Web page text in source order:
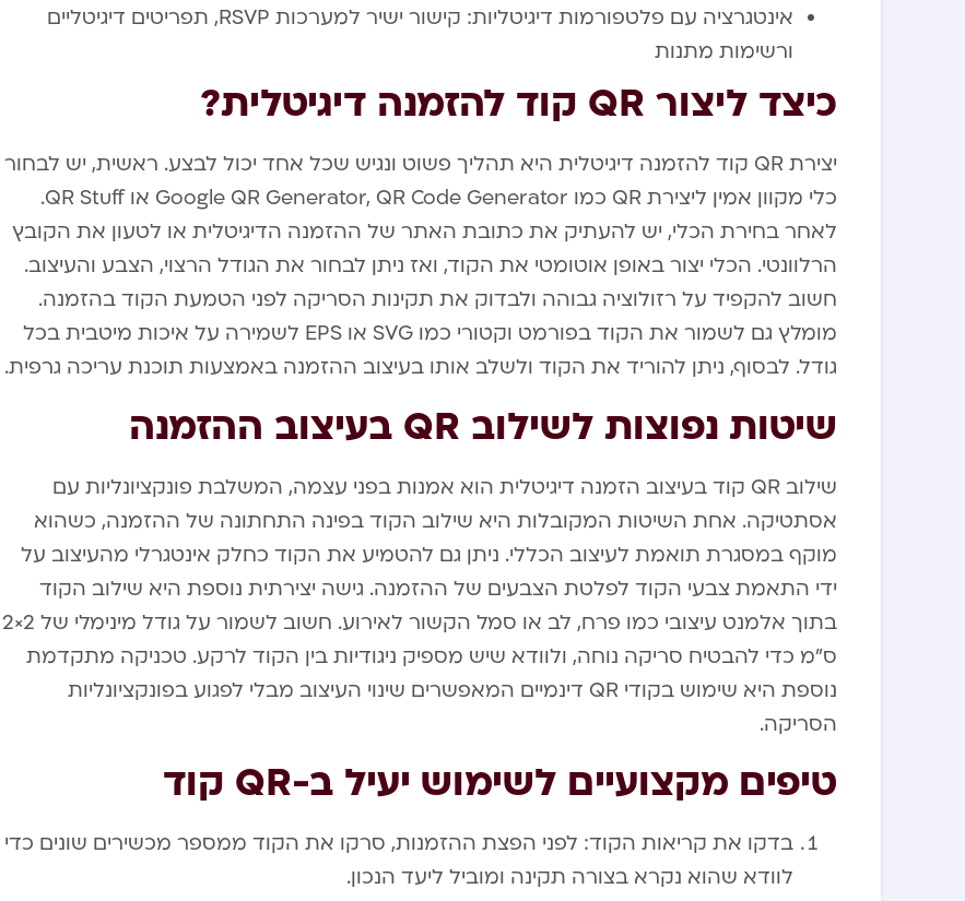
אינטגרציה עם פלטפורמות דיגיטליות: קישור ישיר למערכות RSVP, תפריטים דיגיטליים
ורשימות מתנות
כיצד ליצור QR קוד להזמנה דיגיטלית?
יצירת QR קוד להזמנה דיגיטלית היא תהליך פשוט ונגיש שכל אחד יכול לבצע. ראשית, יש לבחור
כלי מקוון אמין ליצירת QR כמו Google QR Generator, QR Code Generator או QR Stuff.
לאחר בחירת הכלי, יש להעתיק את כתובת האתר של ההזמנה הדיגיטלית או לטעון את הקובץ
הרלוונטי. הכלי יצור באופן אוטומטי את הקוד, ואז ניתן לבחור את הגודל הרצוי, הצבע והעיצוב.
חשוב להקפיד על רזולוציה גבוהה ולבדוק את תקינות הסריקה לפני הטמעת הקוד בהזמנה.
מומלץ גם לשמור את הקוד בפורמט וקטורי כמו SVG או EPS לשמירה על איכות מיטבית בכל
גודל. לבסוף, ניתן להוריד את הקוד ולשלב אותו בעיצוב ההזמנה באמצעות תוכנת עריכה גרפית.
שיטות נפוצות לשילוב QR בעיצוב ההזמנה
שילוב QR קוד בעיצוב הזמנה דיגיטלית הוא אמנות בפני עצמה, המשלבת פונקציונליות עם
אסתטיקה. אחת השיטות המקובלות היא שילוב הקוד בפינה התחתונה של ההזמנה, כשהוא
מוקף במסגרת תואמת לעיצוב הכללי. ניתן גם להטמיע את הקוד כחלק אינטגרלי מהעיצוב על
ידי התאמת צבעי הקוד לפלטת הצבעים של ההזמנה. גישה יצירתית נוספת היא שילוב הקוד
בתוך אלמנט עיצובי כמו פרח, לב או סמל הקשור לאירוע. חשוב לשמור על גודל מינימלי של 2×2
ס”מ כדי להבטיח סריקה נוחה, ולוודא שיש מספיק ניגודיות בין הקוד לרקע. טכניקה מתקדמת
נוספת היא שימוש בקודי QR דינמיים המאפשרים שינוי העיצוב מבלי לפגוע בפונקציונליות
הסריקה.
טיפים מקצועיים לשימוש יעיל ב-QR קוד
בדקו את קריאות הקוד: לפני הפצת ההזמנות, סרקו את הקוד ממספר מכשירים שונים כדי
לוודא שהוא נקרא בצורה תקינה ומוביל ליעד הנכון.